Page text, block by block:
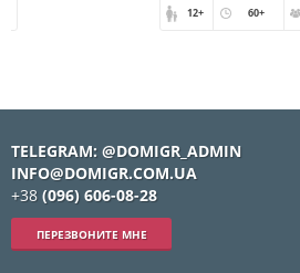
12+ 60+
TELEGRAM: @DOMIGR_ADMIN
INFO@DOMIGR.COM.UA
+38 (096) 606-08-28
ПЕРЕЗВОНИТЕ МНЕ